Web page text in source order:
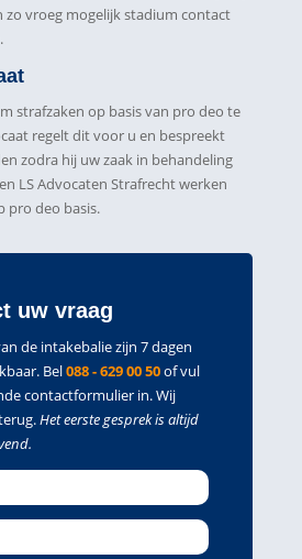
zo vroeg mogelijk stadium contact
strafzaken op basis van pro deo te
regelt dit voor u en bespreekt
zodra hij uw zaak in behandeling
LS Advocaten Strafrecht werken
pro deo basis.
uw vraag
de intakebalie zijn 7 dagen
Bel088 - 629 00 50of vul
contactformulier in. Wij
Het eerste gesprek is altijd